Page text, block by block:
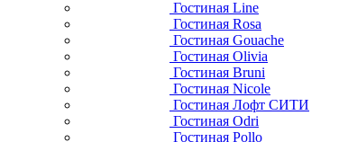
Гостиная Line
Гостиная Rosa
Гостиная Gouache
Гостиная Olivia
Гостиная Bruni
Гостиная Nicole
Гостиная Лофт СИТИ
Гостиная Odri
Гостиная Pollo